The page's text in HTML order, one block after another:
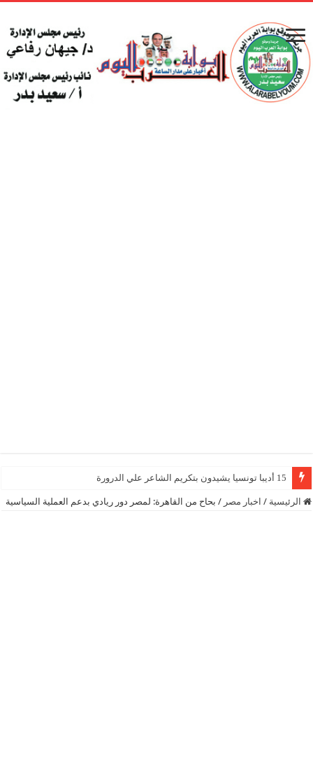
15 أديبا تونسيا يشيدون بتكريم الشاعر علي الدرورة
الرئيسية / اخبار مصر / بحاح من القاهرة: لمصر دور ريادي بدعم العملية السياسية